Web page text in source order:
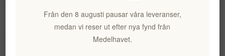
Mitt konto
Från den 8 augusti pausar våra leveranser,
medan vi reser ut efter nya fynd från
Medelhavet.